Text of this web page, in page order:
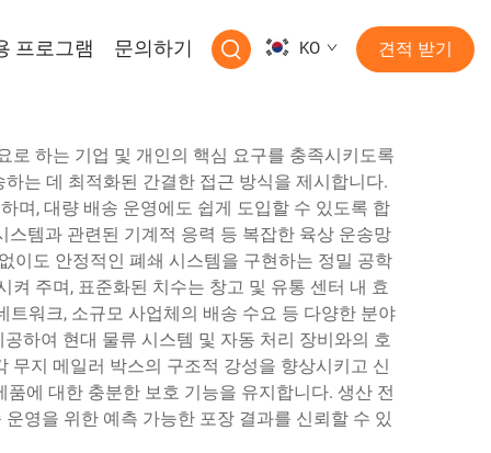
프로그램 문의하기 KO 견적 받기
로 하는 기업 및 개인의 핵심 요구를 충족시키도록
는 데 최적화된 간결한 접근 방식을 제시합니다.
며, 대량 배송 운영에도 쉽게 도입할 수 있도록 합
템과 관련된 기계적 응력 등 복잡한 육상 운송망
이도 안정적인 폐쇄 시스템을 구현하는 정밀 공학
주며, 표준화된 치수는 창고 및 유통 센터 내 효
워크, 소규모 사업체의 배송 수요 등 다양한 분야
하여 현대 물류 시스템 및 자동 처리 장비와의 호
지 메일러 박스의 구조적 강성을 향상시키고 신
에 대한 충분한 보호 기능을 유지합니다. 생산 전
영을 위한 예측 가능한 포장 결과를 신뢰할 수 있